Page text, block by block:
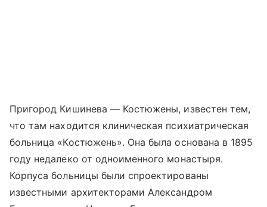
Пригород Кишинева — Костюжены, известен тем,
что там находится клиническая психиатрическая
больница «Костюжень». Она была основана в 1895
году недалеко от одноименного монастыря.
Корпуса больницы были спроектированы
известными архитекторами Александром